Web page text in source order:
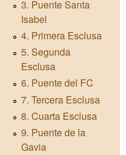
3. Puente Santa
Isabel
4. Primera Esclusa
5. Segunda
Esclusa
6. Puente del FC
7. Tercera Esclusa
8. Cuarta Esclusa
9. Puente de la
Gavia